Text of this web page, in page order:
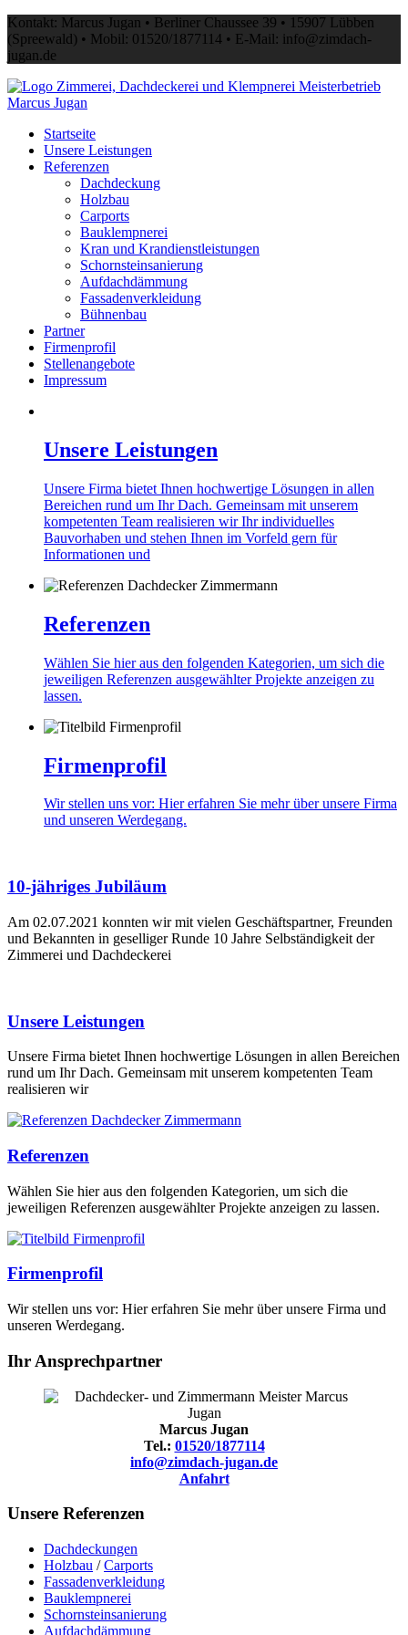
Skip
to
content
Kontakt: Marcus Jugan • Berliner Chaussee 39 • 15907 Lübben
(Spreewald) • Mobil: 01520/1877114 • E-Mail: info@zimdach-
jugan.de
Startseite
Unsere Leistungen
Referenzen
Dachdeckung
Holzbau
Carports
Bauklempnerei
Kran und Krandienstleistungen
Schornsteinsanierung
Aufdachdämmung
Fassadenverkleidung
Bühnenbau
Partner
Firmenprofil
Stellenangebote
Impressum
Unsere Leistungen
Unsere Firma bietet Ihnen hochwertige Lösungen in allen
Bereichen rund um Ihr Dach. Gemeinsam mit unserem
kompetenten Team realisieren wir Ihr individuelles
Bauvorhaben und stehen Ihnen im Vorfeld gern für
Informationen und
Referenzen
Wählen Sie hier aus den folgenden Kategorien, um sich die
jeweiligen Referenzen ausgewählter Projekte anzeigen zu
lassen.
Firmenprofil
Wir stellen uns vor: Hier erfahren Sie mehr über unsere Firma
und unseren Werdegang.
10-jähriges Jubiläum
Am 02.07.2021 konnten wir mit vielen Geschäftspartner, Freunden
und Bekannten in geselliger Runde 10 Jahre Selbständigkeit der
Zimmerei und Dachdeckerei
Unsere Leistungen
Unsere Firma bietet Ihnen hochwertige Lösungen in allen Bereichen
rund um Ihr Dach. Gemeinsam mit unserem kompetenten Team
realisieren wir
Referenzen
Wählen Sie hier aus den folgenden Kategorien, um sich die
jeweiligen Referenzen ausgewählter Projekte anzeigen zu lassen.
Firmenprofil
Wir stellen uns vor: Hier erfahren Sie mehr über unsere Firma und
unseren Werdegang.
Ihr Ansprechpartner
Marcus Jugan
Tel.: 01520/1877114
info@zimdach-jugan.de
Anfahrt
Unsere Referenzen
Dachdeckungen
Holzbau /Carports
Fassadenverkleidung
Bauklempnerei
Schornsteinsanierung
Aufdachdämmung